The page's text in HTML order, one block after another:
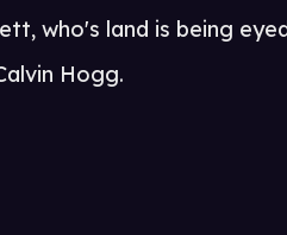
who's land is being
Hogg.